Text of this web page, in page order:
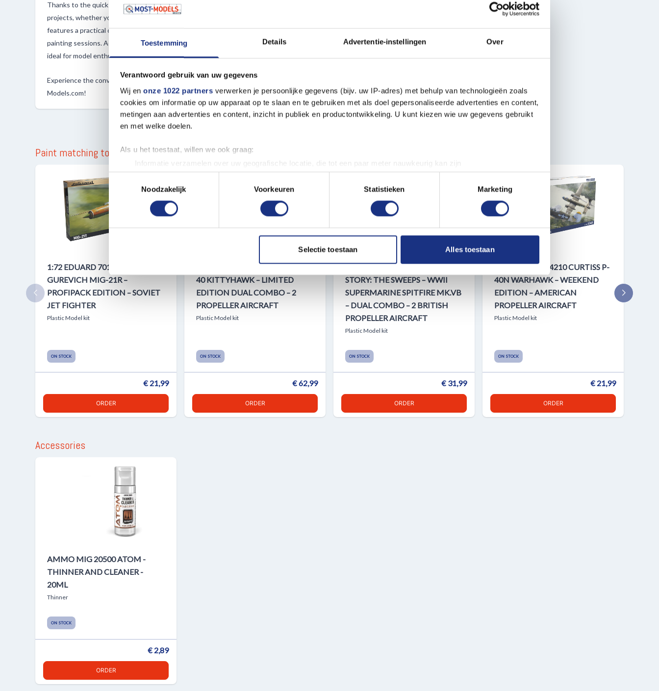
Toestemming Details Advertentie-instellingen Over
Verantwoord gebruik van uw gegevens
Wij en onze 1022 partners verwerken je persoonlijke gegevens (bijv. uw IP-adres) met behulp van technologieën zoals
cookies om informatie op uw apparaat op te slaan en te gebruiken met als doel gepersonaliseerde advertenties en content,
metingen aan advertenties en content, inzicht in publiek en productontwikkeling. U kunt kiezen wie uw gegevens gebruikt
en met welke doelen.
Als u het toestaat, willen we ook graag:
Informatie verzamelen over uw geografische locatie, die tot een paar meter nauwkeurig kan zijn
Uw apparaat identificeren door het actief te scannen op specifieke eigenschappen (fingerprinting)
Lees meer over hoe uw persoonlijke gegevens worden verwerkt en stel uw voorkeuren in het
detailgedeeltein. U kunt uw
toestemming op elk moment wijzigen of intrekken in de Cookieverklaring.
websiteverkeer te analyseren. Ook delen we informatie over uw gebruik van onze site met onze partners voor social
media, adverteren en analyse. Deze partners kunnen deze gegevens combineren met andere informatie die u aan ze heeft
Toestemmingsselectie
Noodzakelijk
Voorkeuren Statistieken Marketing
Selectie toestaan Alles toestaan
Thanks to the quick and robust drying of the paint, you can efficiently work on your
projects, whether you're using a brush or an airbrush. The convenient 20ml bottle
features a practical one-handed cap, allowing for quick and easy dispensing during
painting sessions. Additionally, these paints are non-toxic and odorless, making them
ideal for model enthusiasts and hobbyists alike.
Experience the convenience and versatility of ATOM bottles, available at Most-
Models.com!
Paint matching to
1:72 EDUARD 70147 MIKOYAN-
GUREVICH MIG-21R –
PROFIPACK EDITION – SOVIET
JET FIGHTER
Plastic Model kit
ON STOCK
€ 21,99
ORDER
1:48 EDUARD 11187 CURTISS P-
40 KITTYHAWK – LIMITED
EDITION DUAL COMBO – 2
PROPELLER AIRCRAFT
Plastic Model kit
ON STOCK
€ 62,99
ORDER
1:72 EDUARD 2154 SPITFIRE
STORY: THE SWEEPS – WWII
SUPERMARINE SPITFIRE MK.VB
– DUAL COMBO – 2 BRITISH
PROPELLER AIRCRAFT
Plastic Model kit
ON STOCK
€ 31,99
ORDER
1:48 EDUARD 84210 CURTISS P-
40N WARHAWK – WEEKEND
EDITION – AMERICAN
PROPELLER AIRCRAFT
Plastic Model kit
ON STOCK
€ 21,99
ORDER
Accessories
AMMO MIG 20500 ATOM -
THINNER AND CLEANER -
20ML
Thinner
ON STOCK
€ 2,89
ORDER